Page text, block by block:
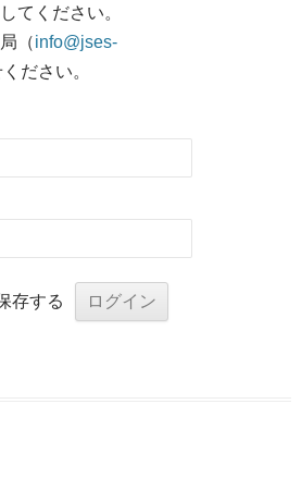
てください。
（info@jses-
ださい。
存する